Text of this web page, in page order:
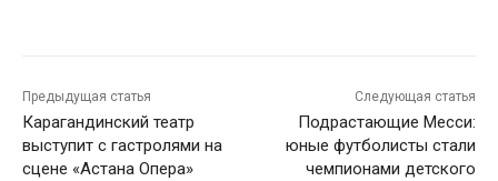
Предыдущая статья
Карагандинский театр
выступит с гастролями на
сцене «Астана Опера»
Следующая статья
Подрастающие Месси:
юные футболисты стали
чемпионами детского